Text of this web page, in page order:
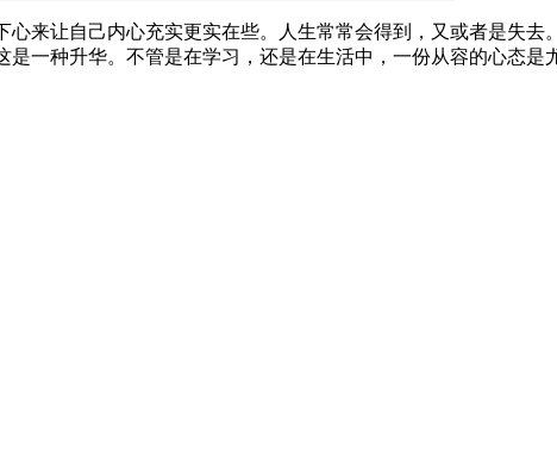
来让自己内心充实更实在些。人生常常会得到，又或者是失去
一种升华。不管是在学习，还是在生活中，一份从容的心态是